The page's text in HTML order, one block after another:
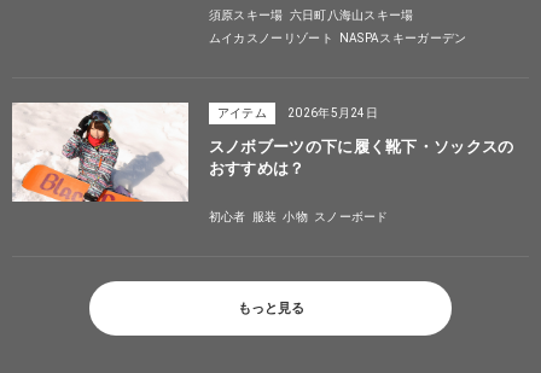
須原スキー場 六日町八海山スキー場
ムイカスノーリゾート
NASPAスキーガーデン
アイテム 2026年5月24日
スノボブーツの下に履く靴下・ソックスの
おすすめは？
初心者 服装 小物 スノーボード
もっと見る